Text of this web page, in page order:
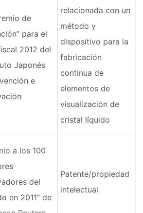
de
para el
2012 del
Japonés
e
relacionada con un
método y
dispositivo para la
fabricación
continua de
elementos de
visualización de
cristal líquido
a los 100
del
en 2011” de
Patente/propiedad
intelectual